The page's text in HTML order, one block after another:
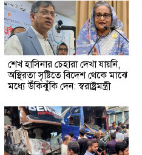
শেখ হাসিনার চেহারা দেখা যায়নি,
অস্থিরতা সৃষ্টিতে বিদেশ থেকে মাঝে
মধ্যে উঁকিঝুঁকি দেন: স্বরাষ্ট্রমন্ত্রী